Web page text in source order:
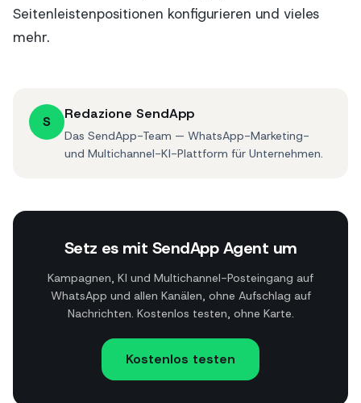
Seitenleistenpositionen konfigurieren und vieles
mehr.
S Redazione SendApp
Das SendApp-Team — WhatsApp-Marketing-
und Multichannel-KI-Plattform für Unternehmen.
Setz es mit SendApp Agent um
Kampagnen, KI und Multichannel-Posteingang auf
WhatsApp und allen Kanälen, ohne Aufschlag auf
Nachrichten. Kostenlos testen, ohne Karte.
Kostenlos testen